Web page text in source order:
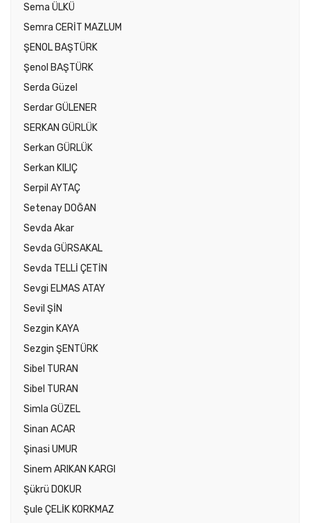
Sema ÜLKÜ
Semra CERİT MAZLUM
ŞENOL BAŞTÜRK
Şenol BAŞTÜRK
Serda Güzel
Serdar GÜLENER
SERKAN GÜRLÜK
Serkan GÜRLÜK
Serkan KILIÇ
Serpil AYTAÇ
Setenay DOĞAN
Sevda Akar
Sevda GÜRSAKAL
Sevda TELLİ ÇETİN
Sevgi ELMAS ATAY
Sevil ŞİN
Sezgin KAYA
Sezgin ŞENTÜRK
Sibel TURAN
Sibel TURAN
Simla GÜZEL
Sinan ACAR
Şinasi UMUR
Sinem ARIKAN KARGI
Şükrü DOKUR
Şule ÇELİK KORKMAZ